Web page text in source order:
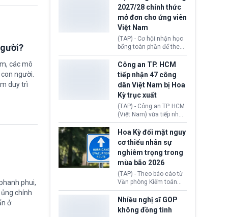
các mô
người.
duy trì
phui,
chính
ở
(Withdrawal
Agreement).
Hormuz, mở đường cho
việc khôi phục hoạt
động hàng hải. Những
tín hiệu ngoại giao tích
cực này lập tức tác động
đến thị trường năng
lượng, kéo giá dầu thế
giới lùi sâu xuống dưới
mức 80 USD/thùng.
2027/28 chính thức
mở đơn cho ứng viên
Việt Nam
(TAP) - Cơ hội nhận học
bổng toàn phần để theo
học chương trình thạc sĩ
tại Vương quốc Anh đã
chính thức quay trở lại.
Học bổng Chevening
2027/28 của Chính phủ
Anh vừa mở cổng ứng
tuyển dành riêng ứng
viên Việt Nam, hỗ trợ
toàn bộ chi phí học tập
cùng nhiều quyền lợi
trong suốt một năm
học.
Công an TP. HCM
tiếp nhận 47 công
dân Việt Nam bị Hoa
Kỳ trục xuất
(TAP) - Công an TP. HCM
(Việt Nam) vừa tiếp nhận
47 công dân Việt Nam bị
Hoa Kỳ trục xuất về
nước. Đây là đợt có số
lượng lớn nhất từ đầu
năm 2026 đến nay, phản
ánh xu hướng gia tăng
các trường hợp trục
xuất.
Hoa Kỳ đối mặt nguy
cơ thiếu nhân sự
nghiêm trọng trong
mùa bão 2026
(TAP) - Theo báo cáo từ
Văn phòng Kiểm toán
Chính phủ (GAO), Cơ
quan Quản lý Khẩn cấp
Liên bang (FEMA) thuộc
Bộ An ninh Nội địa Hoa
Nhiều nghị sĩ GOP
không đồng tình